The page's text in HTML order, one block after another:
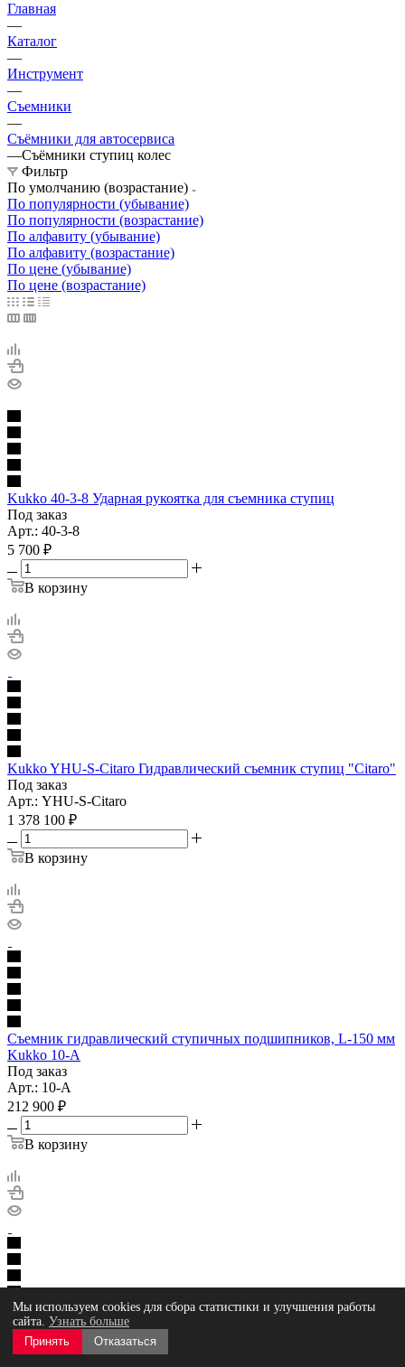
Главная
—
Каталог
—
Инструмент
—
Съемники
—
Съёмники для автосервиса
—Съёмники ступиц колес
Фильтр
По умолчанию (возрастание)
По популярности (убывание)
По популярности (возрастание)
По алфавиту (убывание)
По алфавиту (возрастание)
По цене (убывание)
По цене (возрастание)
Kukko 40-3-8 Ударная рукоятка для съемника ступиц
Под заказ
Арт.: 40-3-8
5 700 ₽
В корзину
Kukko YHU-S-Citaro Гидравлический съемник ступиц "Citaro"
Под заказ
Арт.: YHU-S-Citaro
1 378 100 ₽
В корзину
Съемник гидравлический ступичных подшипников, L-150 мм
Kukko 10-A
Под заказ
Арт.: 10-A
212 900 ₽
В корзину
Съемник гидравлический ступичных подшипников, L-150 мм
Kukko 10-G
Под заказ
Мы используем cookies для сбора статистики и улучшения работы
сайта. Узнать больше
Принять
Отказаться